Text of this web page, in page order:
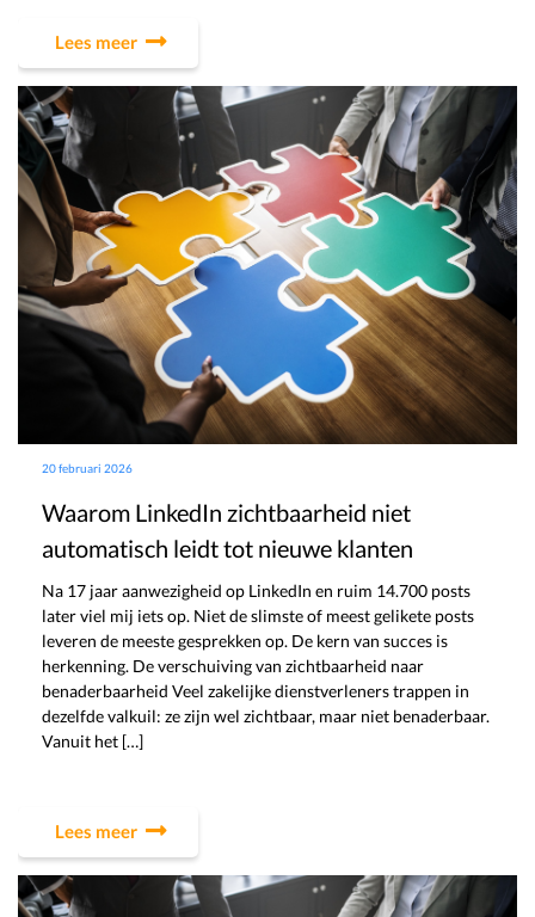
Lees meer
20 februari 2026
Waarom LinkedIn zichtbaarheid niet
automatisch leidt tot nieuwe klanten
Na 17 jaar aanwezigheid op LinkedIn en ruim 14.700 posts
later viel mij iets op. Niet de slimste of meest gelikete posts
leveren de meeste gesprekken op. De kern van succes is
herkenning. De verschuiving van zichtbaarheid naar
benaderbaarheid Veel zakelijke dienstverleners trappen in
dezelfde valkuil: ze zijn wel zichtbaar, maar niet benaderbaar.
Vanuit het […]
Lees meer